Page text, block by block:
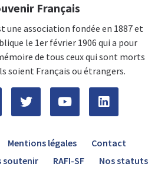
Français
une association fondée en 1887 et
le 1er février 1906 qui a pour
de tous ceux qui sont morts
soient Français ou étrangers.
Mentions légales
Contact
soutenir RAFI-SF Nos statuts